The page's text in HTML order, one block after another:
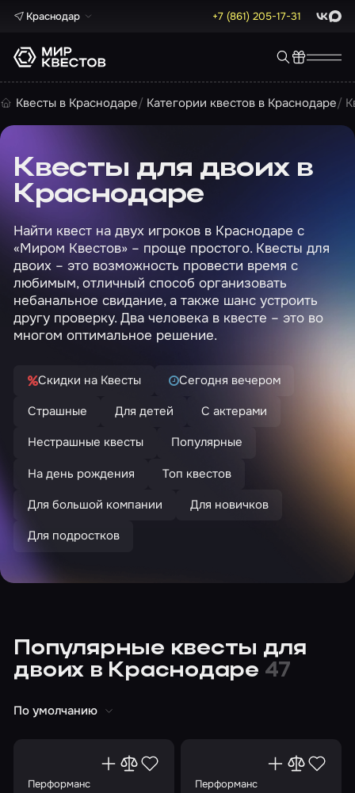
Краснодар +7 (861) 205-17-31 Max
Квесты в Краснодаре Категории квестов в Краснодаре
Квесты для двоих в
Краснодаре
Найти квест на двух игроков в Краснодаре с
«Миром Квестов» – проще простого. Квесты для
двоих – это возможность провести время с
любимым, отличный способ организовать
небанальное свидание, а также шанс устроить
другу проверку. Два человека в квесте – это во
многом оптимальное решение.
Скидки на Квесты
Сегодня вечером
Страшные
Для детей
С актерами
Нестрашные квесты
Популярные
На день рождения
Топ квестов
Для большой компании
Для новичков
Для подростков
Популярные квесты для
двоих в Краснодаре 47
По умолчанию
Перформанс Перформанс